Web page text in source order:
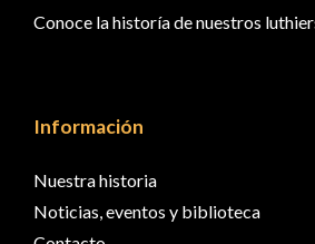
Conoce la historía de nuestros
Información
Nuestra historia
Noticias, eventos y biblioteca